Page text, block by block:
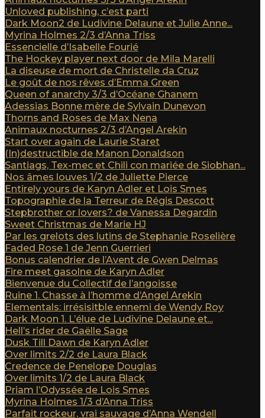
Unloved publishing, c’est parti
Dark Moon2 de Ludivine Delaune et Julie Anne...
Myrina Holmes 2/3 d’Anna Triss
Essencielle d’Isabelle Fourié
The Hockey player next door de Mila Marelli
La diseuse de mort de Christelle da Cruz
Le goût de nos rêves d’Emma Green
Queen of anarchy 3/3 d’Océane Ghanem
Adessias Bonne mère de Sylvain Dunevon
Thorns and Roses de Max Nena
Animaux nocturnes 2/3 d’Angel Arekin
Start over again de Laurie Staret
(In)destructible de Manon Donaldson
Santiags, Tex-mec et Chili con mariée de Siobhan...
Nos âmes louves 1/2 de Juliette Pierce
Entirely yours de Karyn Adler et Lois Smes
Topographie de la Terreur de Régis Descott
Stepbrother or lovers? de Vanessa Degardin
Sweet Christmas de Marie HJ
Par les grelots des lutins de Stephanie Roselière
Faded Rose 1 de Jenn Guerrieri
Bonus calendrier de l’Avent de Gwen Delmas
Fire meet gasolne de Karyn Adler
Bienvenue du Collectif de l’angoisse
Ruine 1. Chasse à l’homme d’Angel Arekin
Elementals: irrésisitble ennemi de Wendy Roy
Dark Moon 1. L’élue de Ludivine Delaune et...
Hell’s rider de Gaëlle Sage
Dusk Till Dawn de Karyn Adler
Over limits 2/2 de Laura Black
Credence de Penelope Douglas
Over limits 1/2 de Laura Black
Priam l’Odyssée de Lois Smes
Myrina Holmes 1/3 d’Anna Triss
Parfait rockeur, vrai sauvage d’Anna Wendell